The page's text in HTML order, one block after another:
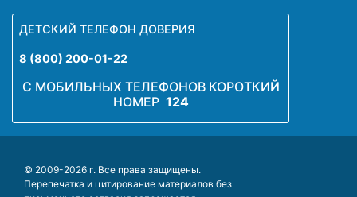
ДЕТСКИЙ ТЕЛЕФОН ДОВЕРИЯ
8 (800) 200-01-22
С МОБИЛЬНЫХ ТЕЛЕФОНОВ КОРОТКИЙ
НОМЕР 124
© 2009-2026 г. Все права защищены.
Перепечатка и цитирование материалов без